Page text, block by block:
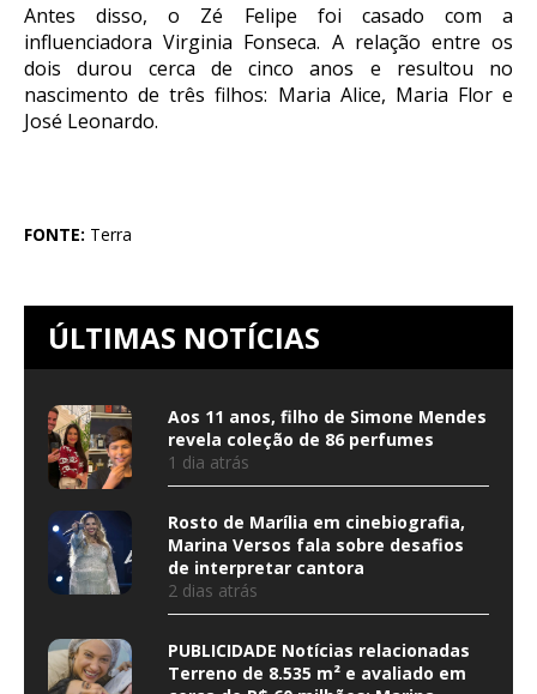
Antes disso, o Zé Felipe foi casado com a
influenciadora Virginia Fonseca. A relação entre os
dois durou cerca de cinco anos e resultou no
nascimento de três filhos: Maria Alice, Maria Flor e
José Leonardo.
FONTE: Terra
ÚLTIMAS NOTÍCIAS
Aos 11 anos, filho de Simone Mendes
revela coleção de 86 perfumes
1 dia atrás
Rosto de Marília em cinebiografia,
Marina Versos fala sobre desafios
de interpretar cantora
2 dias atrás
PUBLICIDADE Notícias relacionadas
Terreno de 8.535 m² e avaliado em